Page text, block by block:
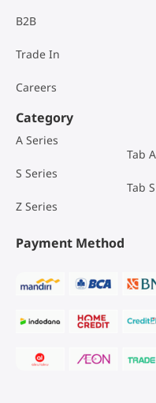
B2B
Trade In
Careers
Category
A Series
S Series
Z Series
Tab
Tab
Payment Method